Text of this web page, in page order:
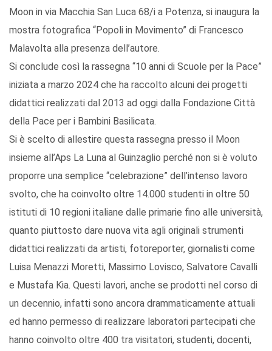
Moon in via Macchia San Luca 68/i a Potenza, si inaugura la
mostra fotografica “Popoli in Movimento” di Francesco
Malavolta alla presenza dell’autore.
Si conclude così la rassegna “10 anni di Scuole per la Pace”
iniziata a marzo 2024 che ha raccolto alcuni dei progetti
didattici realizzati dal 2013 ad oggi dalla Fondazione Città
della Pace per i Bambini Basilicata.
Si è scelto di allestire questa rassegna presso il Moon
insieme all’Aps La Luna al Guinzaglio perché non si è voluto
proporre una semplice “celebrazione” dell’intenso lavoro
svolto, che ha coinvolto oltre 14.000 studenti in oltre 50
istituti di 10 regioni italiane dalle primarie fino alle università,
quanto piuttosto dare nuova vita agli originali strumenti
didattici realizzati da artisti, fotoreporter, giornalisti come
Luisa Menazzi Moretti, Massimo Lovisco, Salvatore Cavalli
e Mustafa Kia. Questi lavori, anche se prodotti nel corso di
un decennio, infatti sono ancora drammaticamente attuali
ed hanno permesso di realizzare laboratori partecipati che
hanno coinvolto oltre 400 tra visitatori, studenti, docenti,